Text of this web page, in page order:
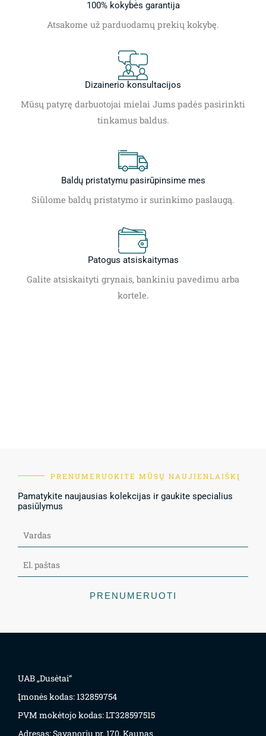
100% kokybės garantija
Atsakome už parduodamų prekių kokybę.
Dizainerio konsultacijos
Mūsų patyrę darbuotojai mielai Jums padės pasirinkti
tinkamus baldus.
Baldų pristatymu pasirūpinsime mes
Siūlome baldų pristatymo ir surinkimo paslaugą.
Patogus atsiskaitymas
Galite atsiskaityti grynais, bankiniu pavedimu arba
kortele.
PRENUMERUOKITE MŪSŲ NAUJIENLAIŠKĮ
Pamatykite naujausias kolekcijas ir gaukite specialius
pasiūlymus
PRENUMERUOTI
UAB „Dusėtai“
Įmonės kodas: 132859754
PVM mokėtojo kodas: LT328597515
Adresas: Savanorių pr. 170, Kaunas